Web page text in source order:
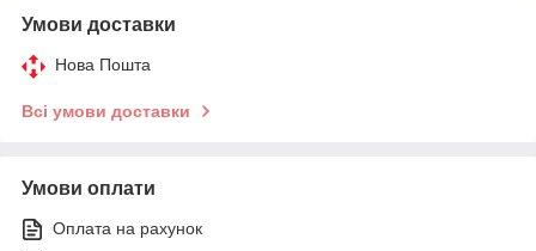
Умови доставки
Нова Пошта
Всі умови доставки
Умови оплати
Оплата на рахунок